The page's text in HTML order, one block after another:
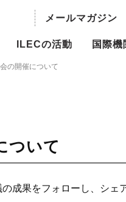
メールマガジン
ILECの活動
な水資源利用のための湖
越境水域評価プログラム
国際
国際機関との連
の開催について
ついて
成果をフォローし、シェ